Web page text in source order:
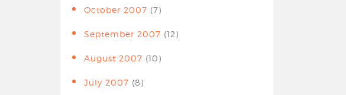
October 2007 (7)
September 2007 (12)
August 2007 (10)
July 2007 (8)